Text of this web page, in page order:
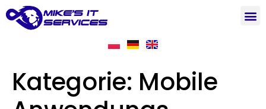
Kategorie: Mobile